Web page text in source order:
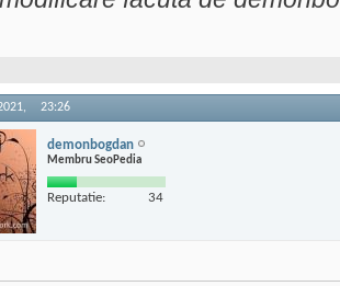
23:26
demonbogdan
Membru SeoPedia
Reputatie: 34